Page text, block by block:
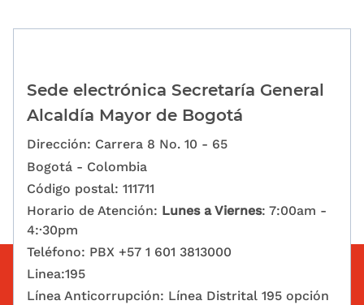
Sede electrónica Secretaría General
Alcaldía Mayor de Bogotá
Dirección: Carrera 8 No. 10 - 65
Bogotá - Colombia
Código postal: 111711
Horario de Atención: Lunes a Viernes: 7:00am -
4:·30pm
Teléfono: PBX +57 1 601 3813000
Linea:195
Línea Anticorrupción: Línea Distrital 195 opción